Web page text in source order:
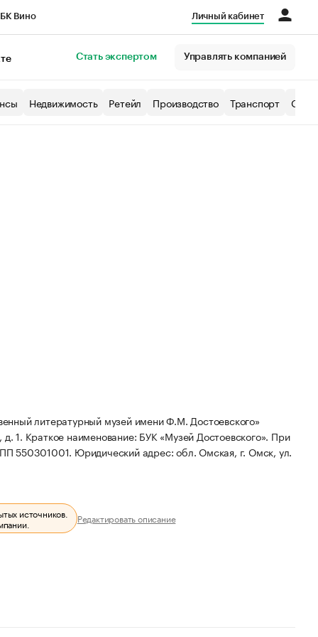
Вино Личный кабинет
Стать экспертом Управлять компанией
Недвижимость Ретейл Производство Транспорт
литературный музей имени Ф.М. Достоевского»
д. 1. Краткое наименование: БУК «Музей Достоевского». При
550301001. Юридический адрес: обл. Омская, г. Омск, ул.
источников. Редактировать описание